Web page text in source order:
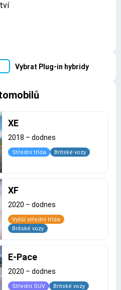
Vybrat Plug-in hybridy
XE
2018 – dodnes
Střední třída Britské vozy
XF
2020 – dodnes
Vyšší střední třída
Britské vozy
E-Pace
2020 – dodnes
Střední SUV Britské vozy